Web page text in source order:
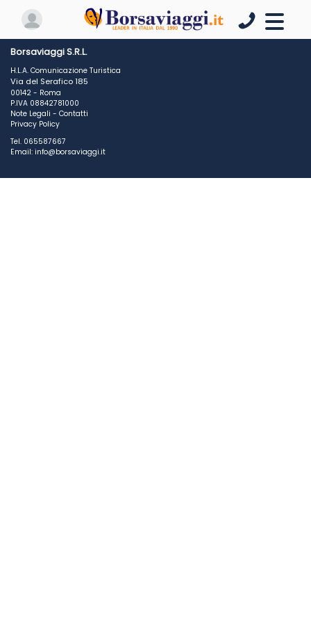
Borsaviaggi S.R.L.
H.L.A. Comunicazione Turistica
Via del Serafico 185
00142 - Roma
P.IVA 08842781000
Note Legali - Contatti
Privacy Policy
Tel. 065587667
Email: info@borsaviaggi.it